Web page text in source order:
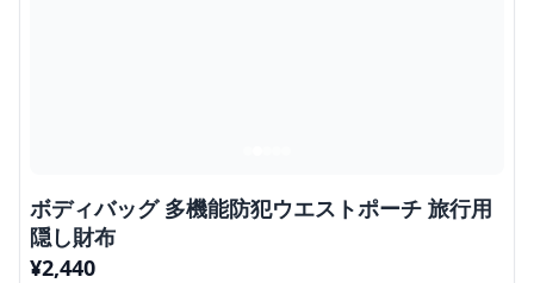
ボディバッグ 多機能防犯ウエストポーチ 旅行用
隠し財布
¥2,440